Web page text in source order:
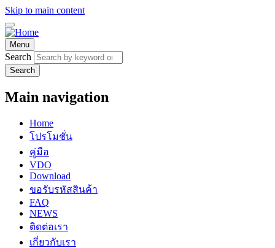
Skip to main content
Menu
Search
Search
Main navigation
Home
โปรโมชั่น
คู่มือ
VDO
Download
ขอรับรหัสสินค้า
FAQ
NEWS
ติดต่อเรา
เกี่ยวกับเรา